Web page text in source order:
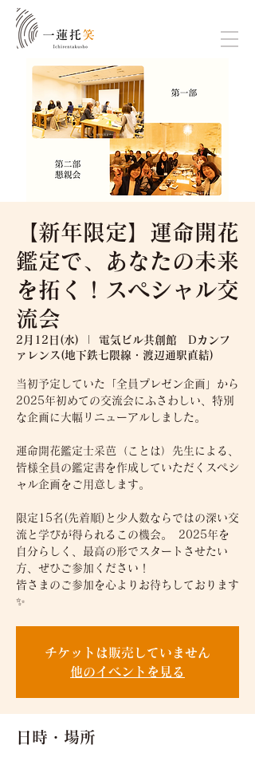
【新年限定】運命開花
鑑定で、あなたの未来
を拓く！スペシャル交
流会
2月12日(水)
電気ビル共創館 Dカンフ
ァレンス(地下鉄七隈線・渡辺通駅直結)
当初予定していた「全員プレゼン企画」から
2025年初めての交流会にふさわしい、特別
な企画に大幅リニューアルしました。
運命開花鑑定士采芭（ことは）先生による、
皆様全員の鑑定書を作成していただくスペシ
ャル企画をご用意します。
限定15名(先着順)と少人数ならではの深い交
流と学びが得られるこの機会。 2025年を
自分らしく、最高の形でスタートさせたい
方、ぜひご参加ください！
皆さまのご参加を心よりお待ちしております
チケットは販売していません
他のイベントを見る
日時・場所